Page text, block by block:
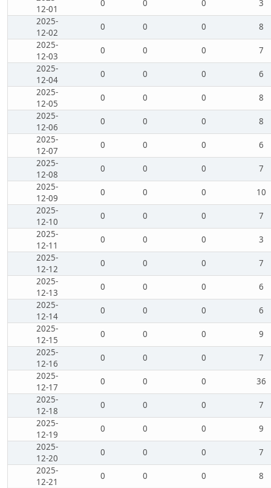
12-01
0 0 0
3
2025-
12-02
0 0 0
8
2025-
12-03
0 0 0
7
2025-
12-04
0 0 0
6
2025-
12-05
0 0 0
8
2025-
12-06
0 0 0
8
2025-
12-07
0 0 0
6
2025-
12-08
0 0 0
7
2025-
12-09
0 0 0
10
2025-
12-10
0 0 0
7
2025-
12-11
0 0 0
3
2025-
12-12
0 0 0
7
2025-
12-13
0 0 0
6
2025-
12-14
0 0 0
6
2025-
12-15
0 0 0
9
2025-
12-16
0 0 0
7
2025-
12-17
0 0 0
36
2025-
12-18
0 0 0
7
2025-
12-19
0 0 0
9
2025-
12-20
0 0 0
7
2025-
12-21
0 0 0
8